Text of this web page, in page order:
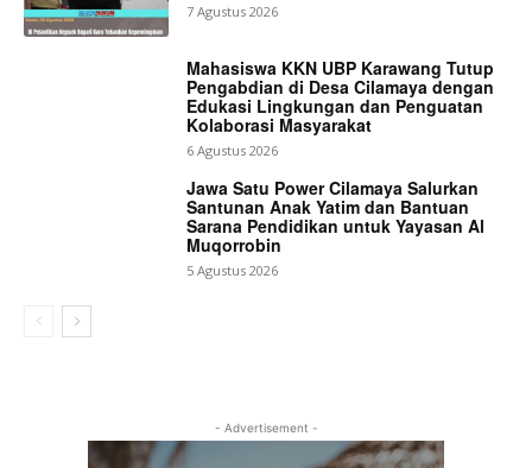
7 Agustus 2026
Mahasiswa KKN UBP Karawang Tutup
Pengabdian di Desa Cilamaya dengan
Edukasi Lingkungan dan Penguatan
Kolaborasi Masyarakat
6 Agustus 2026
Jawa Satu Power Cilamaya Salurkan
Santunan Anak Yatim dan Bantuan
Sarana Pendidikan untuk Yayasan Al
Muqorrobin
5 Agustus 2026
- Advertisement -